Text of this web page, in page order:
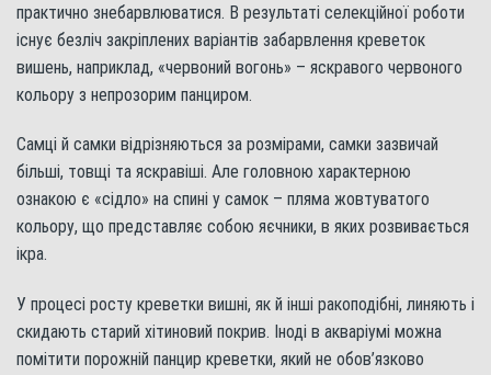
практично знебарвлюватися. В результаті селекційної роботи
існує безліч закріплених варіантів забарвлення креветок
вишень, наприклад, «червоний вогонь» – яскравого червоного
кольору з непрозорим панциром.
Самці й самки відрізняються за розмірами, самки зазвичай
більші, товщі та яскравіші. Але головною характерною
ознакою є «сідло» на спині у самок – пляма жовтуватого
кольору, що представляє собою яєчники, в яких розвивається
ікра.
У процесі росту креветки вишні, як й інші ракоподібні, линяють і
скидають старий хітиновий покрив. Іноді в акваріумі можна
помітити порожній панцир креветки, який не обов’язково